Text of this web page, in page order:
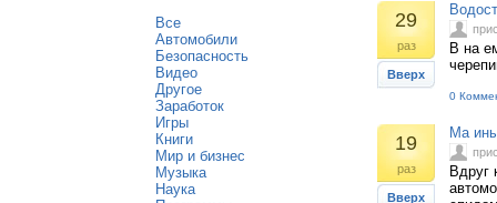
Все
Автомобили
Безопасность
Видео
Другое
Заработок
Игры
Книги
Мир и бизнес
Музыка
Наука
29
раз
Вверх
В на
0
19
раз
Вверх
Ма
Вдруг